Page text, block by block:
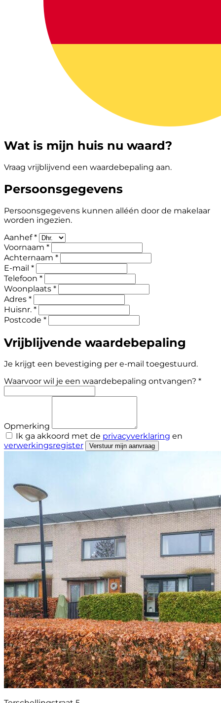
Wat is mijn huis nu waard?
Vraag vrijblijvend een waardebepaling aan.
Persoonsgegevens
Persoonsgegevens kunnen alléén door de makelaar
worden ingezien.
Aanhef *
Voornaam *
Achternaam *
E-mail *
Telefoon *
Woonplaats *
Adres *
Huisnr. *
Postcode *
Vrijblijvende waardebepaling
Je krijgt een bevestiging per e-mail toegestuurd.
Waarvoor wil je een waardebepaling ontvangen? *
Opmerking
Ik ga akkoord met de privacyverklaring en
verwerkingsregister
Verstuur mijn aanvraag